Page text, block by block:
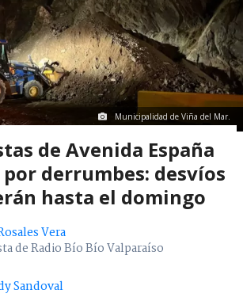
Municipalidad de Viña del Mar.
de Avenida España
derrumbes: desvíos
hasta el domingo
Vera
de Radio Bío Bío Valparaíso
Sandoval